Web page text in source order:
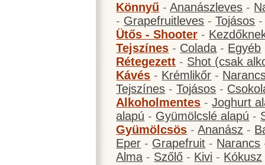
Könnyű -Ananászleves -
- Grapefruitleves -Tojásos
Ütős - Shooter -
Tejszínes - Colada - Egyéb
Rétegezett - Shot (csak
Kávés - Krémlikőr -
Tejszínes -Tojásos -
Alkoholmentes -Joghurt
alapú - Gyümölcslé alapú -
Gyümölcsös -Ananász -
Eper - Grapefruit - Narancs
Alma - Szőlő - Kivi - Kókusz